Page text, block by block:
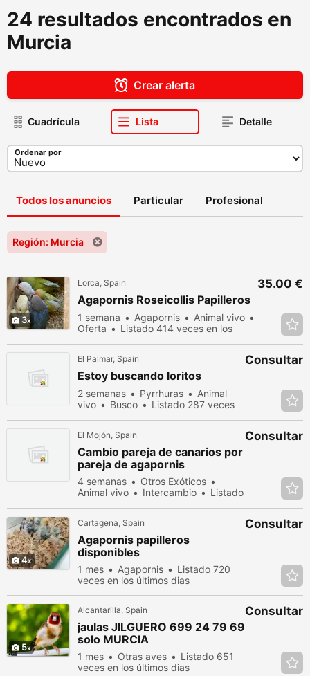
24 resultados encontrados en
Murcia
Crear alerta
Cuadrícula Lista Detalle
Ordenar por
Todos los anuncios Particular Profesional
Región: Murcia
3
Lorca, Spain
Agapornis Roseicollis Papilleros
1 semana Agapornis
Animal vivo
Oferta
Listado 414 veces en los
35.00 €
El Palmar, Spain
Estoy buscando loritos
2 semanas Pyrrhuras
Animal
vivo
Busco
Listado 287 veces
Consultar
El Mojón, Spain
Cambio pareja de canarios por
pareja de agapornis
4 semanas
Otros Exóticos
Animal vivo
Intercambio
Listado
Consultar
4
Cartagena, Spain
Agapornis papilleros
disponibles
1 mes Agapornis
Listado 720
veces en los últimos dias
Consultar
5
Alcantarilla, Spain
jaulas JILGUERO 699 24 79 69
solo MURCIA
1 mes Otras aves
Listado 651
veces en los últimos dias
Consultar